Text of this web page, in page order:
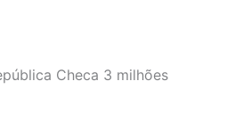
Checa 3 milhões